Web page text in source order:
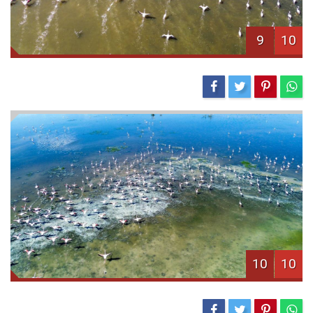
9 10
10 10